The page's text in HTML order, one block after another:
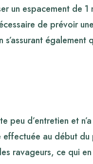
un espacement de
de prévoir
peu d’entretien et
au début
ravageurs, ce qui